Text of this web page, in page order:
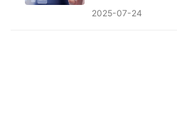
班！客服准时
2025-07-24